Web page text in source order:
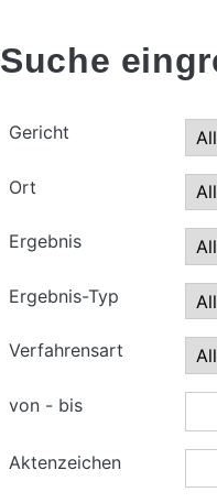
Suche
Gericht
Ort
Ergebnis
Ergebnis-Typ
Verfahrensart
von - bis
Aktenzeichen